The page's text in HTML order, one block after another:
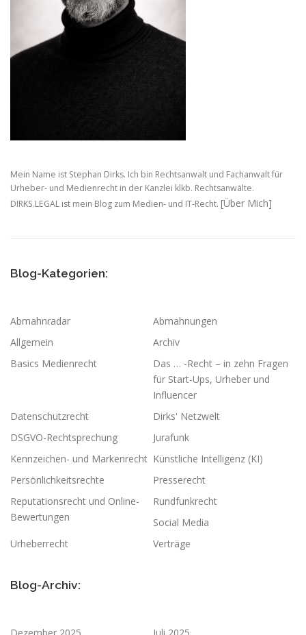
Mein Name ist Stephan Dirks. Ich bin Rechtsanwalt und Fachanwalt für
Urheber- und Medienrecht in der Kanzlei klkb. Rechtsanwälte.
DIRKS.LEGAL ist mein Blog zum Medien- und IT-Recht. [Über Mich]
Blog-Kategorien:
Abmahnradar
Abmahnungen
Allgemein
Archiv
Basics Medienrecht
Das … -Recht – in zehn Fragen
für Start-Ups, Urheber und
Influencer
Datenschutzrecht
Dirks' Netzwelt
DSGVO-Rechtsprechung
Jurafunk
Kennzeichen- und Markenrecht Künstliche Intelligenz (KI)
Persönlichkeitsrechte
Presserecht
Reputationsrecht und Online-
Bewertungen
Rundfunkrecht
Social Media
Urheberrecht
Verträge
Blog-Archiv: